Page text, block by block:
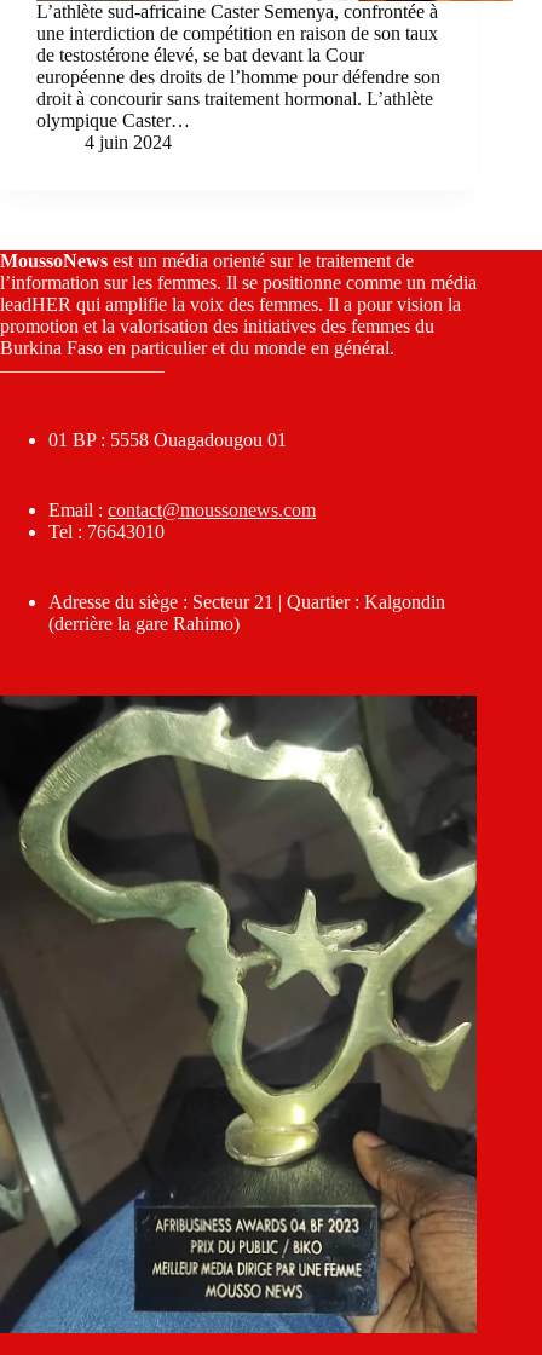
L’athlète sud-africaine Caster Semenya, confrontée à
une interdiction de compétition en raison de son taux
de testostérone élevé, se bat devant la Cour
européenne des droits de l’homme pour défendre son
droit à concourir sans traitement hormonal. L’athlète
olympique Caster…
4 juin 2024
MoussoNews est un média orienté sur le traitement de
l’information sur les femmes. Il se positionne comme un média
leadHER qui amplifie la voix des femmes. Il a pour vision la
promotion et la valorisation des initiatives des femmes du
Burkina Faso en particulier et du monde en général.
————————–
01 BP : 5558 Ouagadougou 01
Email : contact@moussonews.com
Tel : 76643010
Adresse du siège : Secteur 21 | Quartier : Kalgondin
(derrière la gare Rahimo)